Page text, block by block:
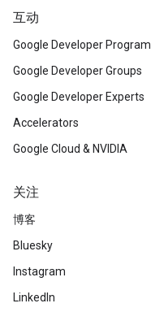
互动
Google Developer Program
Google Developer Groups
Google Developer Experts
Accelerators
Google Cloud & NVIDIA
关注
博客
Bluesky
Instagram
LinkedIn